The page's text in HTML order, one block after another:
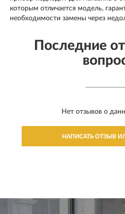
которым отличается модель,
необходимости замены через
Последние
Нет отзывов о
НАПИСАТЬ ОТЗЫВ